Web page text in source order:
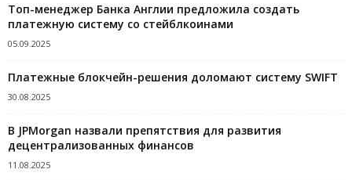
Топ-менеджер Банка Англии предложила создать
платежную систему со стейблкоинами
05.09.2025
Платежные блокчейн-решения доломают систему SWIFT
30.08.2025
В JPMorgan назвали препятствия для развития
децентрализованных финансов
11.08.2025